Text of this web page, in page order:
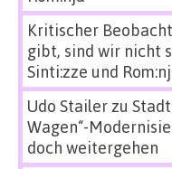
Kritischer
gibt, sind wir nicht
Sinti:zze und
Udo Stailerzu
Wagen“-
doch weitergehen